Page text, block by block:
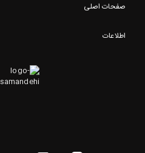
صفحات اصلی
اطلاعات